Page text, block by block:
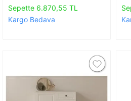
Sepet
Sepette 6.870,55 TL
Kargo Bedava